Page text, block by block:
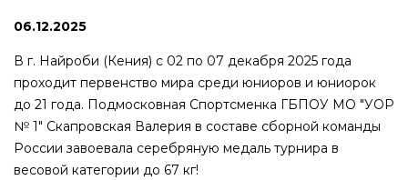
06.12.2025
В г. Найроби (Кения) с 02 по 07 декабря 2025 года
проходит первенство мира среди юниоров и юниорок
до 21 года. Подмосковная Спортсменка ГБПОУ МО "УОР
№ 1" Скапровская Валерия в составе сборной команды
России завоевала серебряную медаль турнира в
весовой категории до 67 кг!